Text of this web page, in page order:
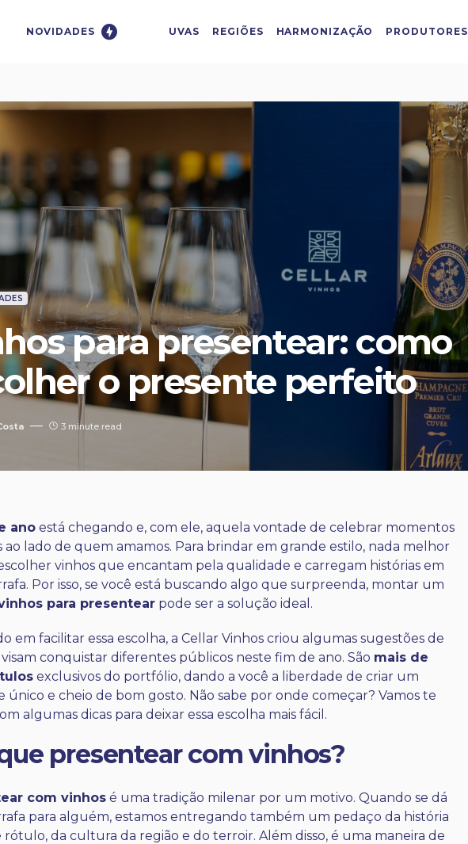
NOVIDADES UVAS REGIÕES HARMONIZAÇÃO PRODUTORES
para presentear: como
o presente perfeito
3 minute read
ano está chegando e, com ele, aquela vontade de celebrar momentos
ao lado de quem amamos. Para brindar em grande estilo, nada melhor
vinhos que encantam pela qualidade e carregam histórias em
Por isso, se você está buscando algo que surpreenda, montar um
para presentear pode ser a solução ideal.
em facilitar essa escolha, a Cellar Vinhos criou algumas sugestões de
conquistar diferentes públicos neste fim de ano. São mais de
exclusivos do portfólio, dando a você a liberdade de criar um
único e cheio de bom gosto. Não sabe por onde começar? Vamos te
algumas dicas para deixar essa escolha mais fácil.
presentear com vinhos?
com vinhos é uma tradição milenar por um motivo. Quando se dá
para alguém, estamos entregando também um pedaço da história
da cultura da região e do terroir. Além disso, é uma maneira de